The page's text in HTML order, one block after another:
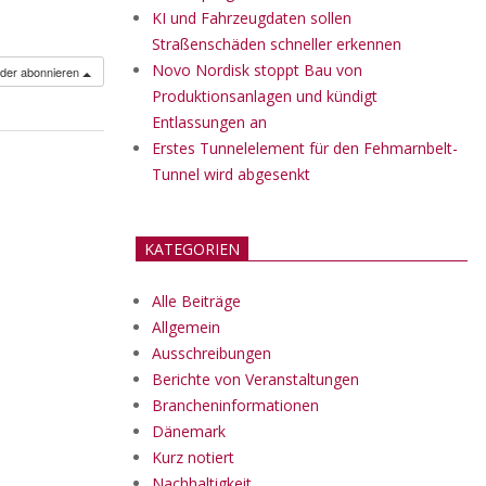
abonnieren
KI und Fahrzeugdaten sollen
Straßenschäden schneller erkennen
Novo Nordisk stoppt Bau von
Produktionsanlagen und kündigt
Entlassungen an
Erstes Tunnelelement für den Fehmarnbelt-
Tunnel wird abgesenkt
KATEGORIEN
Alle Beiträge
Allgemein
Ausschreibungen
Berichte von Veranstaltungen
Brancheninformationen
Dänemark
Kurz notiert